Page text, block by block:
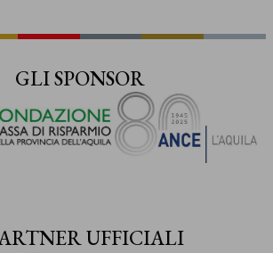
GLI SPONSOR
UFFICIALI